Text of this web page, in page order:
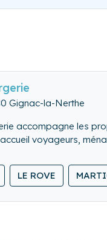
Gignac-la-Nerthe
accompagne les
courte durée : accueil
LE ROVE